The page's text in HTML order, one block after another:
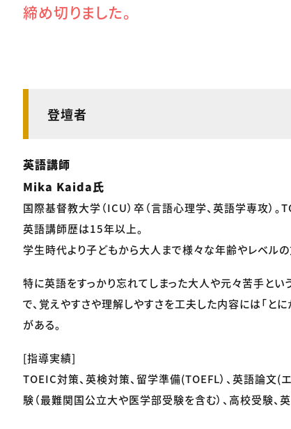
締め切りました。
登壇者
英語講師
Mika Kaida氏
国際基督教大学（ICU）卒（言語心理学、英語学専攻）
英語講師歴は15年以上。
学生時代より子どもから大人まで様々な年齢やレベルの
特に英語をすっかり忘れてしまった大人や元々苦手と
で、覚えやすさや理解しやすさを工夫した内容には「とに
がある。
[指導実績]
TOEIC対策、英検対策、留学準備(TOEFL）、英語論文(エ
験（最難関国公立大や医学部受験を含む）、高校受験、